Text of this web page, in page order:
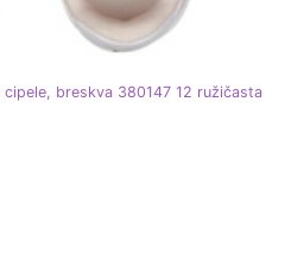
cipele, breskva 380147 12 ružičasta